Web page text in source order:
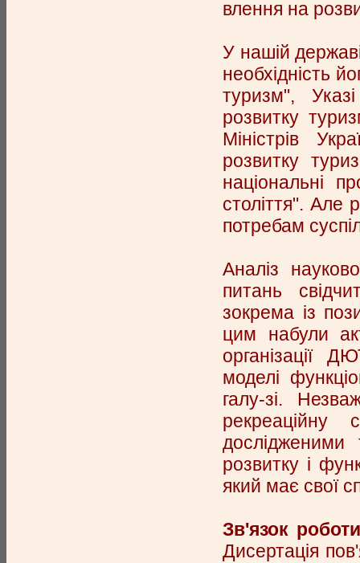
влення на
У нашій
необхідність
туризм",
розвитку
Міністрів
розвитку
національні
століття". Але
потребам
Аналіз
питань
зокрема із
цим набули
організації
моделі
галу-зі.
дослідженими
розвитку і
який має свої
Зв'язок
Дисертація